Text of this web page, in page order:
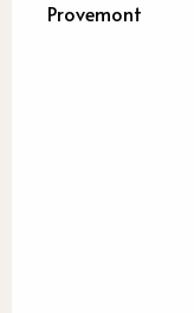
Provemont